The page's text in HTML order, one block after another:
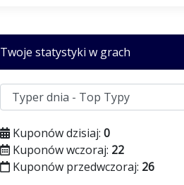
Twoje statystyki w grach
Kuponów dzisiaj: 0
Kuponów wczoraj: 22
Kuponów przedwczoraj: 26